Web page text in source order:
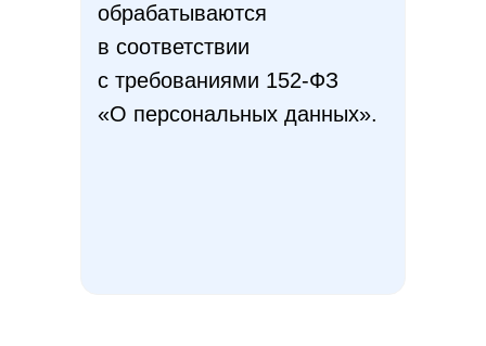
обрабатываются
в соответствии
с требованиями 152-ФЗ
«О персональных данных».